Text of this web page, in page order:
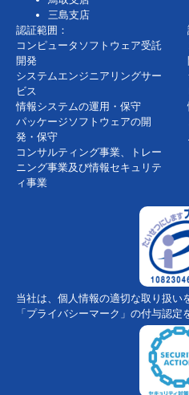
三島支店
認証範囲：
コンピュータソフトウェア受託
開発
システムエンジニアリングサー
ビス
情報システムの運用・保守
パッケージソフトウェアの開
発・保守
コンサルティング事業、トレー
ニング事業及び情報セキュリテ
ィ事業
当社は、個人情報の適切な取り扱い
「プライバシーマーク」の付与認定